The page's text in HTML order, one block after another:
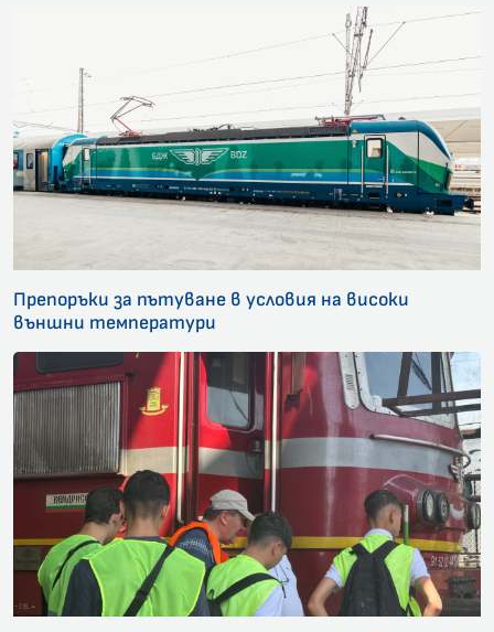
Препоръки за пътуване в условия на високи
външни температури